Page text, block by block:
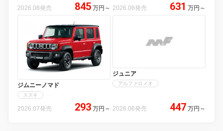
2026.08発売 845 万円 ～ 2026.08発売 631 万円 ～
ジムニーノマド
スズキ
2026.07発売 293 万円 ～
ジュニア
アルファロメオ
2026.06発売 447 万円 ～